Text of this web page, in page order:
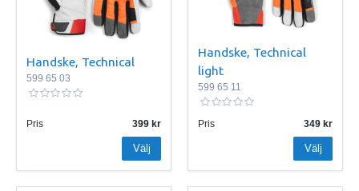
Handske, Technical
599 65 03
Pris 399
Välj
Handske, Technical
light
599 65 11
Pris 349
Välj